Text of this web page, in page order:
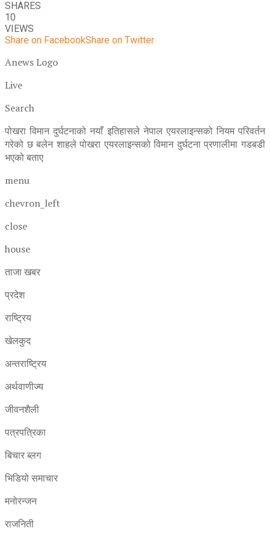
SHARES
10
VIEWS
Share on FacebookShare on Twitter
Anews Logo
Live
Search
पोखरा विमान दुर्घटनाको नयाँ इतिहासले नेपाल एयरलाइन्सको नियम परिवर्तन
गरेको छ बलेन शाहले पोखरा एयरलाइन्सको विमान दुर्घटना प्रणालीमा गडबडी
भएको बताए
menu
chevron_left
close
house
ताजा खबर
प्रदेश
राष्ट्रिय
खेलकुद
अन्तराष्ट्रिय
अर्थवाणीज्य
जीवनशैली
पत्रपत्रिका
बिचार ब्लग
भिडियो समाचार
मनोरन्जन
राजनिती